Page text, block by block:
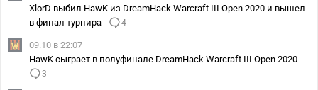
XlorD выбил HawK из DreamHack Warcraft III Open 2020 и вышел
в финал турнира
4
09.10 в 22:07
HawK сыграет в полуфинале DreamHack Warcraft III Open 2020
3